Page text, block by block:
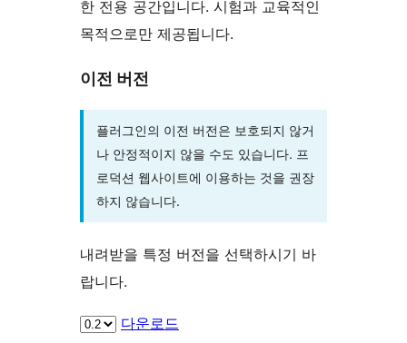
한 전용 공간입니다. 시험과 교육적인
목적으로만 제공됩니다.
이전 버전
플러그인의 이전 버전은 보호되지 않거
나 안정적이지 않을 수도 있습니다. 프
로덕션 웹사이트에 이용하는 것을 권장
하지 않습니다.
내려받을 특정 버전을 선택하시기 바
랍니다.
다운로드